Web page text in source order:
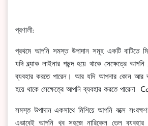
প্রণালী:
প্রথমে আপনি সমস্ত উপাদান সমূহ একটি বাটিতে
যদি ব্ল্যাক লাইনার পছন্দ হয়ে থাকে সেক্ষেত্রে
ব্যবহার করতে পারেন। আর যদি আপনার কোন আর
হয়ে থাকে সেক্ষেত্রে আপনি ব্যবহার করতে
সমস্ত উপাদান একসাথে মিশিয়ে আপনি বক্সে
এভাবেই আপনি খুব সহজে নারিকেল তেল ব্যবহার